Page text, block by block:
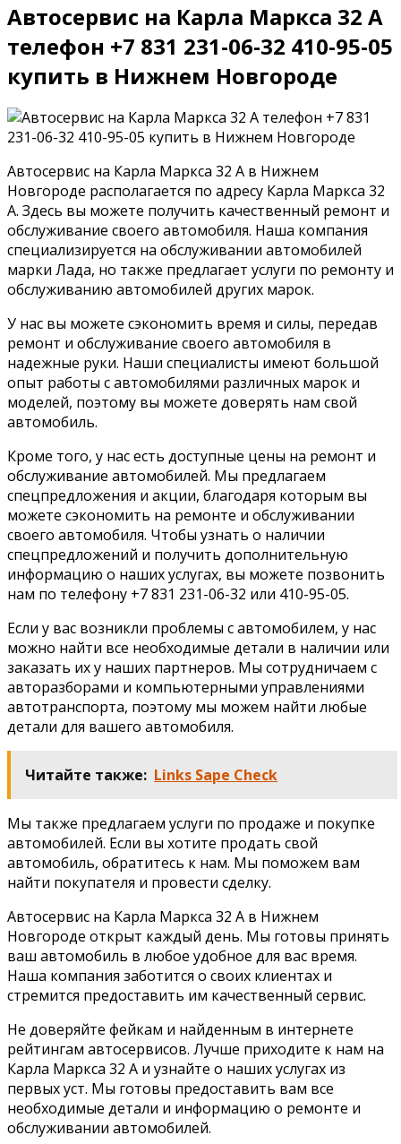
Автосервис на Карла Маркса 32 А
телефон +7 831 231-06-32 410-95-05
купить в Нижнем Новгороде
Автосервис на Карла Маркса 32 А в Нижнем
Новгороде располагается по адресу Карла Маркса 32
А. Здесь вы можете получить качественный ремонт и
обслуживание своего автомобиля. Наша компания
специализируется на обслуживании автомобилей
марки Лада, но также предлагает услуги по ремонту и
обслуживанию автомобилей других марок.
У нас вы можете сэкономить время и силы, передав
ремонт и обслуживание своего автомобиля в
надежные руки. Наши специалисты имеют большой
опыт работы с автомобилями различных марок и
моделей, поэтому вы можете доверять нам свой
автомобиль.
Кроме того, у нас есть доступные цены на ремонт и
обслуживание автомобилей. Мы предлагаем
спецпредложения и акции, благодаря которым вы
можете сэкономить на ремонте и обслуживании
своего автомобиля. Чтобы узнать о наличии
спецпредложений и получить дополнительную
информацию о наших услугах, вы можете позвонить
нам по телефону +7 831 231-06-32 или 410-95-05.
Если у вас возникли проблемы с автомобилем, у нас
можно найти все необходимые детали в наличии или
заказать их у наших партнеров. Мы сотрудничаем с
авторазборами и компьютерными управлениями
автотранспорта, поэтому мы можем найти любые
детали для вашего автомобиля.
Читайте также: Links Sape Check
Мы также предлагаем услуги по продаже и покупке
автомобилей. Если вы хотите продать свой
автомобиль, обратитесь к нам. Мы поможем вам
найти покупателя и провести сделку.
Автосервис на Карла Маркса 32 А в Нижнем
Новгороде открыт каждый день. Мы готовы принять
ваш автомобиль в любое удобное для вас время.
Наша компания заботится о своих клиентах и
стремится предоставить им качественный сервис.
Не доверяйте фейкам и найденным в интернете
рейтингам автосервисов. Лучше приходите к нам на
Карла Маркса 32 А и узнайте о наших услугах из
первых уст. Мы готовы предоставить вам все
необходимые детали и информацию о ремонте и
обслуживании автомобилей.